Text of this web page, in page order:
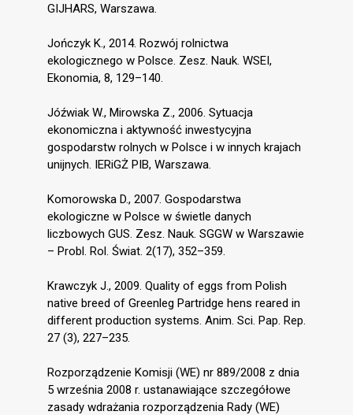
GIJHARS, Warszawa.
Jończyk K., 2014. Rozwój rolnictwa
ekologicznego w Polsce. Zesz. Nauk. WSEI,
Ekonomia, 8, 129–140.
Jóźwiak W., Mirowska Z., 2006. Sytuacja
ekonomiczna i aktywność inwestycyjna
gospodarstw rolnych w Polsce i w innych krajach
unijnych. IERiGŻ PIB, Warszawa.
Komorowska D., 2007. Gospodarstwa
ekologiczne w Polsce w świetle danych
liczbowych GUS. Zesz. Nauk. SGGW w Warszawie
– Probl. Rol. Świat. 2(17), 352–359.
Krawczyk J., 2009. Quality of eggs from Polish
native breed of Greenleg Partridge hens reared in
different production systems. Anim. Sci. Pap. Rep.
27 (3), 227–235.
Rozporządzenie Komisji (WE) nr 889/2008 z dnia
5 września 2008 r. ustanawiające szczegółowe
zasady wdrażania rozporządzenia Rady (WE)